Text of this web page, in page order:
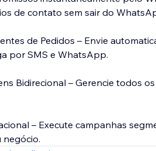
de contato sem sair do
de Pedidos – Envie
por SMS e WhatsApp.
Bidirecional – Gerencie todos
– Execute campanhas
negócio.